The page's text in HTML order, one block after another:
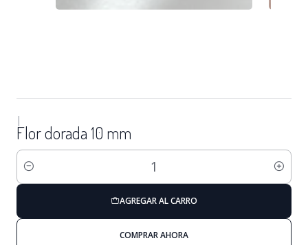
|
Flor dorada 10 mm
Cantidad
AGREGAR AL CARRO
COMPRAR AHORA